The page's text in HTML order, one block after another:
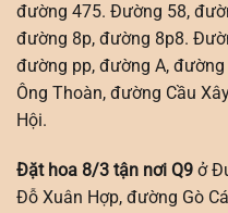
đường 475. Đường 58,
đường 8p, đường 8p8.
đường pp, đường A,
Ông Thoàn, đường Cầu
Hội.
Đặt hoa 8/3 tận nơi Q9 ở
Đỗ Xuân Hợp, đường Gò